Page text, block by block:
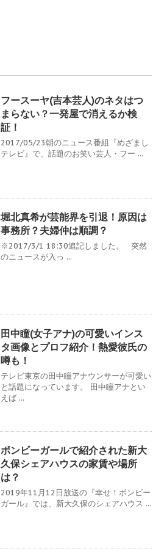
フースーヤ(吉本芸人)のネタはつ
まらない？一発屋で消えるか検
証！
2017/05/23朝のニュース番組『めざまし
テレビ』で、話題のお笑い芸人・フー ...
堀北真希が芸能界を引退！原因は
事務所？夫婦仲は順調？
※2017/3/1 18:30追記しました。 突然
のニュースが入っ ...
田中瞳(女子アナ)の可愛いインス
タ画像とプロフ紹介！熱愛彼氏の
噂も！
テレビ東京の田中瞳アナウンサーが可愛い
と話題になっています。 田中瞳アナとい
えば ...
ボンビーガールで紹介された新大
久保シェアハウスの家賃や場所
は？
2019年11月12日放送の『幸せ！ボンビー
ガール』では、新大久保のシェアハウス ...